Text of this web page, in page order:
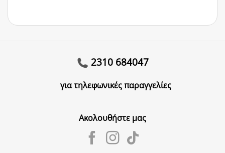
2310 684047
για τηλεφωνικές παραγγελίες
Ακολουθήστε μας